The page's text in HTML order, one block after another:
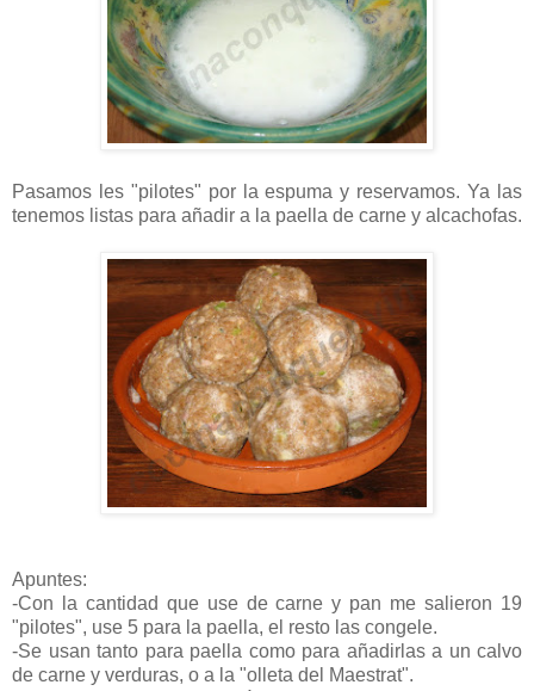
Pasamos les "pilotes" por la espuma y reservamos. Ya las
tenemos listas para añadir a la paella de carne y alcachofas.
Apuntes:
-Con la cantidad que use de carne y pan me salieron 19
"pilotes", use 5 para la paella, el resto las congele.
-Se usan tanto para paella como para añadirlas a un calvo
de carne y verduras, o a la "olleta del Maestrat".